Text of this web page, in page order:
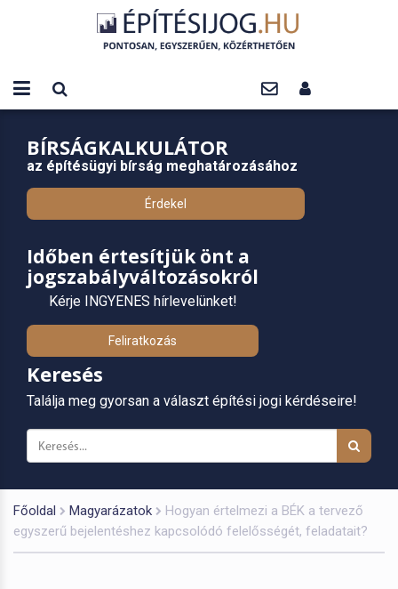
BÍRSÁGKALKULÁTOR
az építésügyi bírság meghatározásához
Érdekel
Időben értesítjük önt a
jogszabályváltozásokról
Kérje INGYENES hírlevelünket!
Feliratkozás
Keresés
Találja meg gyorsan a választ építési jogi kérdéseire!
Főoldal Magyarázatok
Hogyan értelmezi a BÉK a tervező
egyszerű bejelentéshez kapcsolódó felelősségét, feladatait?